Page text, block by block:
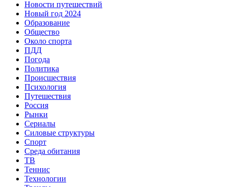
Новости путешествий
Новый год 2024
Образование
Общество
Около спорта
ПДД
Погода
Политика
Происшествия
Психология
Путешествия
Россия
Рынки
Сериалы
Силовые структуры
Спорт
Среда обитания
ТВ
Теннис
Технологии